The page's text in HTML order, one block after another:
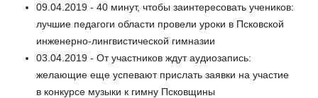
09.04.2019 - 40 минут, чтобы заинтересовать учеников:
лучшие педагоги области провели уроки в Псковской
инженерно-лингвистической гимназии
03.04.2019 - От участников ждут аудиозапись:
желающие еще успевают прислать заявки на участие
в конкурсе музыки к гимну Псковщины